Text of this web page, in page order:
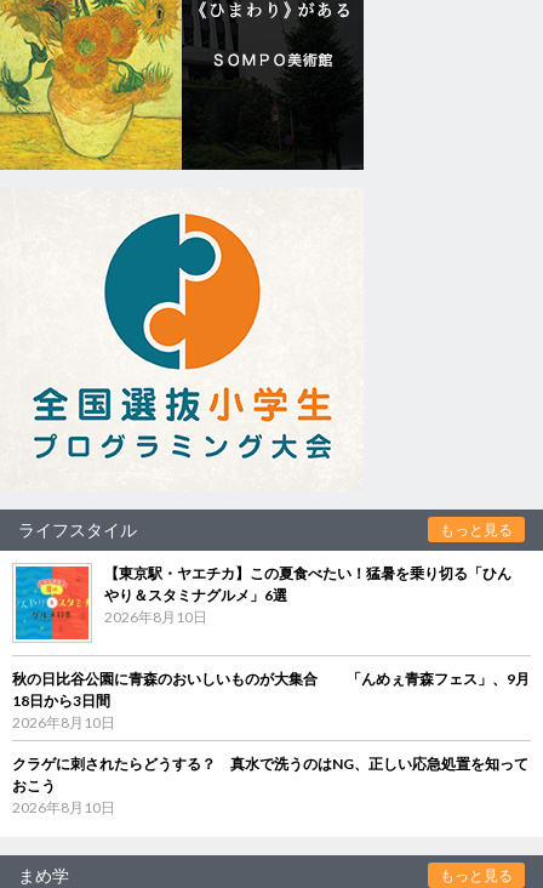
ライフスタイル もっと見る
【東京駅・ヤエチカ】この夏食べたい！猛暑を乗り切る「ひん
やり＆スタミナグルメ」6選
2026年8月10日
秋の日比谷公園に青森のおいしいものが大集合 「んめぇ青森フェス」、9月
18日から3日間
2026年8月10日
クラゲに刺されたらどうする？ 真水で洗うのはNG、正しい応急処置を知って
おこう
2026年8月10日
まめ学 もっと見る